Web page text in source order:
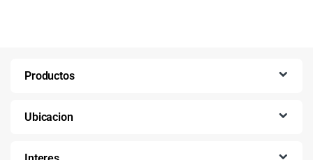
Productos
Ubicacion